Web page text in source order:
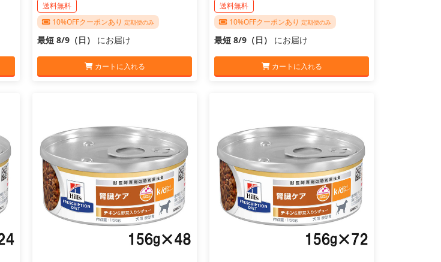
送料無料
10%OFFクーポンあり 定期便のみ
最短 8/9（日） にお届け
カートに入れる
送料無料
10%OFFクーポンあり 定期便のみ
最短 8/9（日） にお届け
カートに入れる